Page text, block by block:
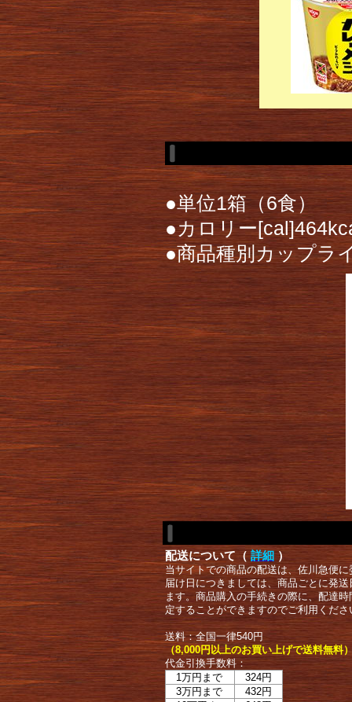
●単位1箱（6食）
●カロリー
●商品種別カップラ
配送について（ 詳細 ）
当サイトでの商品の配送は、佐川急便
届け日につきましては、商品ごとに発
ます。商品購入の手続きの際に、配達
定することができますのでご利用くださ
送料：全国一律540円
（8,000円以上のお買い上げで送料無料
代金引換手数料：
1万円まで
324円
3万円まで
432円